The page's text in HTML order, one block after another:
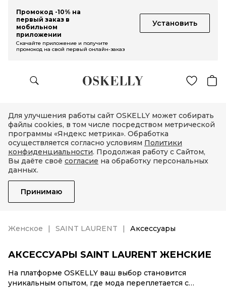
Промокод -10% на
первый заказ в
мобильном
приложении
Установить
Скачайте приложение и получите
промокод на свой первый онлайн-заказ
Для улучшения работы сайт OSKELLY может собирать
файлы cookies, в том числе посредством метрической
программы «Яндекс метрика». Обработка
осуществляется согласно условиям Политики
конфиденциальности. Продолжая работу с Сайтом,
Вы даёте своё согласие на обработку персональных
данных.
Принимаю
Женское SAINT LAURENT Аксессуары
АКСЕССУАРЫ SAINT LAURENT ЖЕНСКИЕ
На платформе OSKELLY ваш выбор становится
уникальным опытом, где мода переплетается с